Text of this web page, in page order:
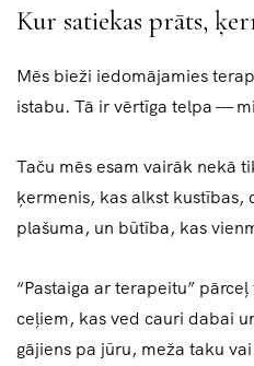
Kur satiekas prāts,
Mēs bieži iedomājamies
istabu. Tā ir vērtīga telpa —
Taču mēs esam vairāk nekā
ķermenis, kas alkst kustības,
plašuma, un būtība, kas
“Pastaiga ar terapeitu”
ceļiem, kas ved cauri dabai
gājiens pa jūru, meža taku